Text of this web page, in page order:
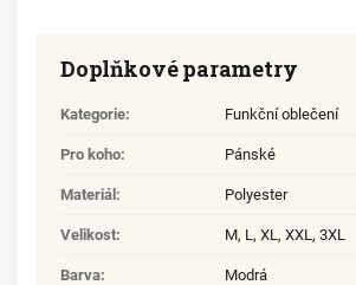
Doplňkové parametry
Kategorie: Funkční oblečení
Pro koho: Pánské
Materiál: Polyester
Velikost: M, L , XL , XXL , 3XL
Barva: Modrá